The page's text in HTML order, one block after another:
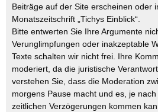
Beiträge auf der Site erscheinen oder
Monatszeitschrift „Tichys Einblick“.
Bitte entwerten Sie Ihre Argumente
Verunglimpfungen oder inakzeptable
Texte schalten wir nicht frei. Ihre
moderiert, da die juristische
verstehen Sie, dass die Moderation
morgens Pause macht und es, je
zeitlichen Verzögerungen kommen